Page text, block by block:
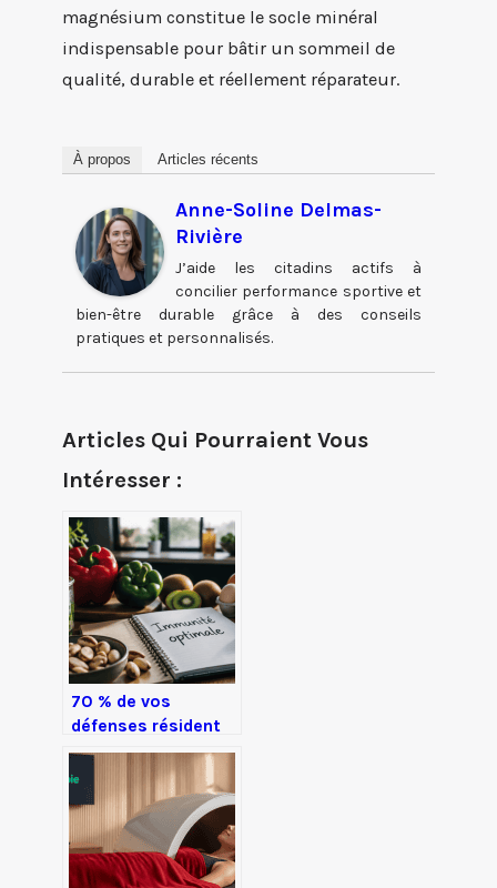
magnésium constitue le socle minéral
indispensable pour bâtir un sommeil de
qualité, durable et réellement réparateur.
À propos Articles récents
Anne-Soline Delmas-
Rivière
J’aide les citadins actifs à
concilier performance sportive et
bien-être durable grâce à des conseils
pratiques et personnalisés.
Articles Qui Pourraient Vous
Intéresser :
70 % de vos
défenses résident
dans votre intestin
: le guide pratique
pour renforcer
votre système
immunitaire